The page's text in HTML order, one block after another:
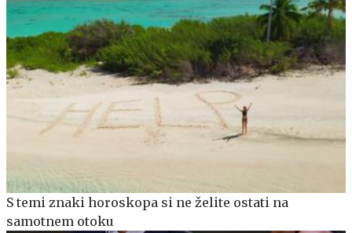
S temi znaki horoskopa si ne želite ostati na
samotnem otoku